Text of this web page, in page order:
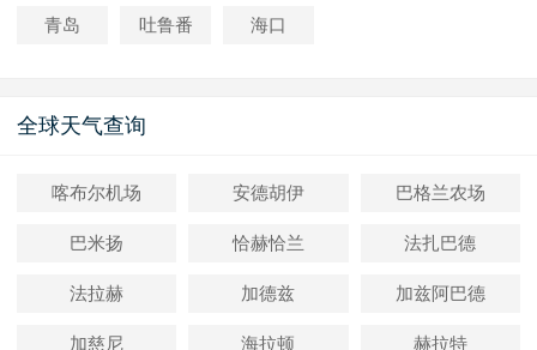
青岛 吐鲁番 海口
全球天气查询
喀布尔机场 安德胡伊 巴格兰农场
巴米扬 恰赫恰兰 法扎巴德
法拉赫 加德兹 加兹阿巴德
加慈尼 海拉顿 赫拉特